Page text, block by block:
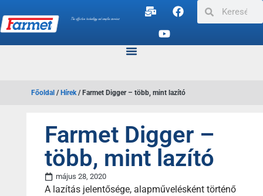
Főoldal/Hírek/Farmet Digger – több, mint lazító
Farmet Digger –
több, mint lazító
május 28, 2020
A lazítás jelentősége, alapművelésként történő